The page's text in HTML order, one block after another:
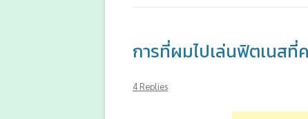
การที่ผมไปเล่นฟิตเนสที่
4 Replies